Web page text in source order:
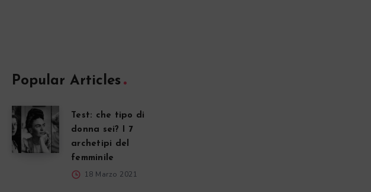
Popular Articles
Test: che tipo di
donna sei? I 7
archetipi del
femminile
18 Marzo 2021